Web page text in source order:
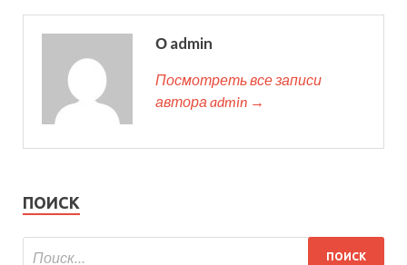
О admin
Посмотреть все записи
автора admin →
ПОИСК